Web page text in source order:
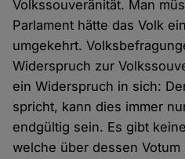
Volkssouveränität. Man
Parlament hätte das Volk
umgekehrt.
Widerspruch zur
ein Widerspruch in sich:
spricht, kann dies immer
endgültig sein. Es gibt
welche über dessen Votum